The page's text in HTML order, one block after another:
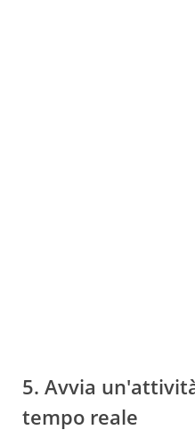
5. Avvia
tempo reale